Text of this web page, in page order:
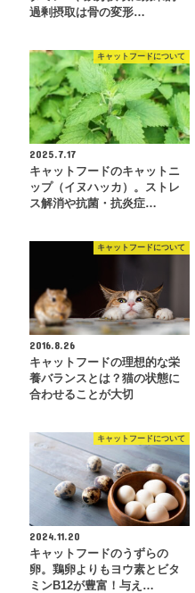
過剰摂取は骨の変形…
キャットフードについて
2025.7.17
キャットフードのキャットニ
ップ（イヌハッカ）。ストレ
ス解消や抗菌・抗炎症…
キャットフードについて
2016.8.26
キャットフードの理想的な栄
養バランスとは？猫の状態に
合わせることが大切
キャットフードについて
2024.11.20
キャットフードのうずらの
卵。鶏卵よりもヨウ素とビタ
ミンB12が豊富！与え…